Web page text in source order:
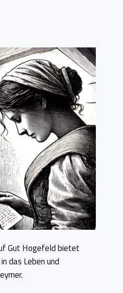
Gut Hogefeld bietet
das Leben und